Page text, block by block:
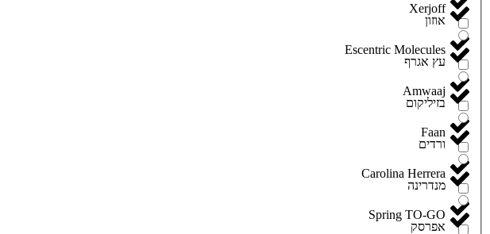
Xerjoff
Escentric Molecules
Amwaaj
Faan
Carolina Herrera
Spring TO-GO
אוזון
עץ אגרף
בזיליקום
ורדים
מנדרינה
אפרסק